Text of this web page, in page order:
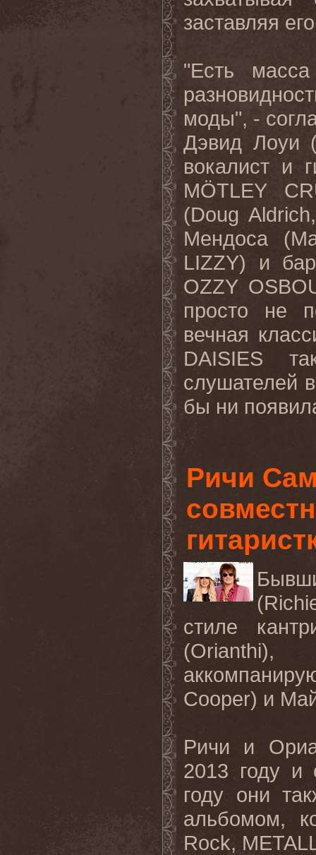
заставляя
"Есть
моды", -
Дэвид Лоуи
вокалист и
MÖTLEY CR
(Doug Aldrich
Мендоса (
LIZZY) и
OZZY
просто не
вечная
DAISIES
слушателей
бы ни
Ричи
стиле
(Orianthi),
Cooper) и
Ричи и
2013 году и
году они
альбомом,
Rock,